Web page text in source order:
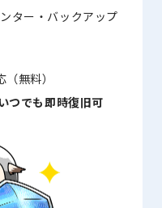
ンター・バックアップ
無料）
いつでも即時復旧可